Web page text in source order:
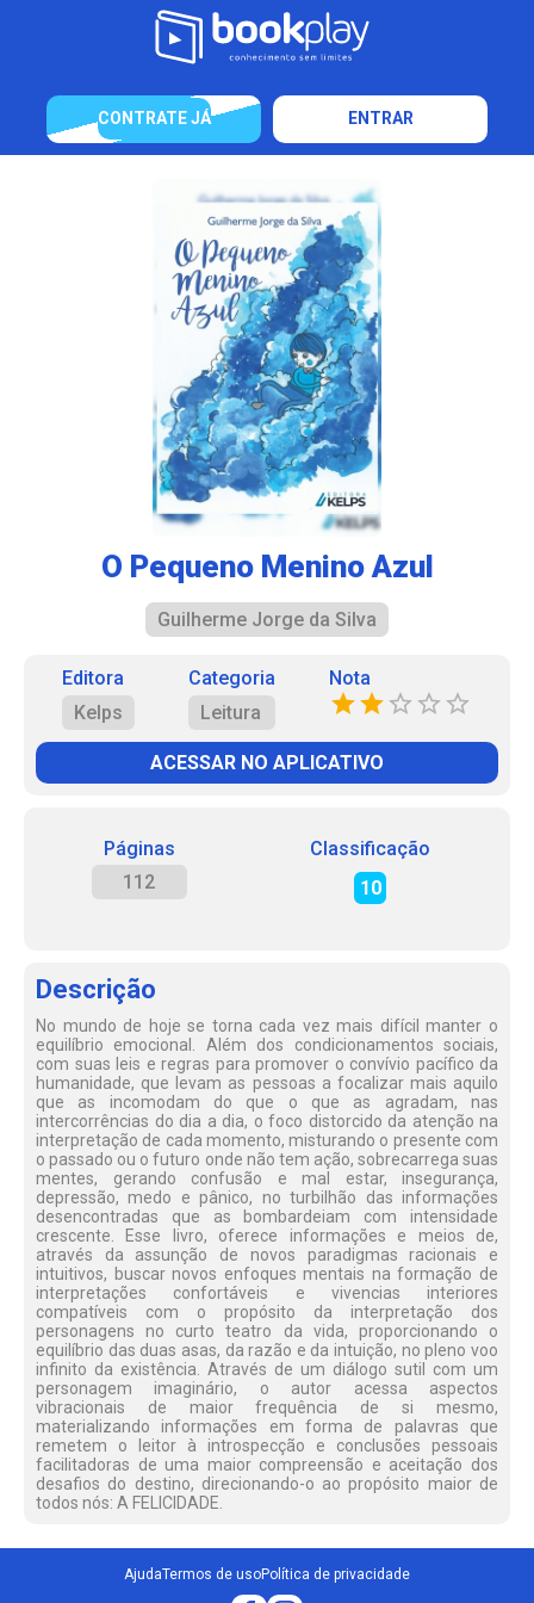
CONTRATE JÁ ENTRAR
O Pequeno Menino Azul
Guilherme Jorge da Silva
Editora
Kelps
Categoria
Leitura
Nota
ACESSAR NO APLICATIVO
Páginas
112
Classificação
10
Descrição
No mundo de hoje se torna cada vez mais difícil manter o
equilíbrio emocional. Além dos condicionamentos sociais,
com suas leis e regras para promover o convívio pacífico da
humanidade, que levam as pessoas a focalizar mais aquilo
que as incomodam do que o que as agradam, nas
intercorrências do dia a dia, o foco distorcido da atenção na
interpretação de cada momento, misturando o presente com
o passado ou o futuro onde não tem ação, sobrecarrega suas
mentes, gerando confusão e mal estar, insegurança,
depressão, medo e pânico, no turbilhão das informações
desencontradas que as bombardeiam com intensidade
crescente. Esse livro, oferece informações e meios de,
através da assunção de novos paradigmas racionais e
intuitivos, buscar novos enfoques mentais na formação de
interpretações confortáveis e vivencias interiores
compatíveis com o propósito da interpretação dos
personagens no curto teatro da vida, proporcionando o
equilíbrio das duas asas, da razão e da intuição, no pleno voo
infinito da existência. Através de um diálogo sutil com um
personagem imaginário, o autor acessa aspectos
vibracionais de maior frequência de si mesmo,
materializando informações em forma de palavras que
remetem o leitor à introspecção e conclusões pessoais
facilitadoras de uma maior compreensão e aceitação dos
desafios do destino, direcionando-o ao propósito maior de
todos nós: A FELICIDADE.
AjudaTermos de usoPolítica de privacidade